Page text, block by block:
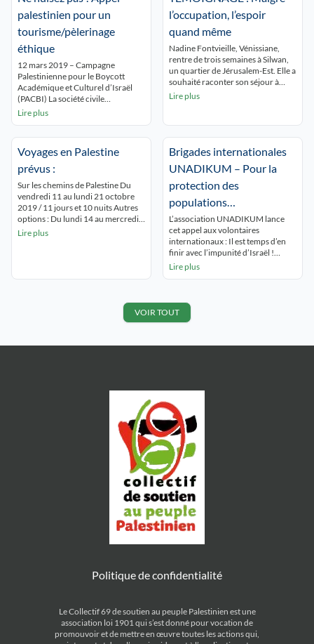
palestinien pour un
tourisme/pèlerinage
éthique
12 mars 2019 – Campagne
Palestinienne pour le Boycott
Académique et Culturel d’Israël
(PACBI) La société civile
palestinienne en appelle à tous les
nuisent pas à notre lutte pour nos
droits sous l’égide du droit
international, et […]
Lire plus
l’occupation, l’espoir
quand même
Nadine Fontvieille, Vénissiane,
rentre de trois semaines à Silwan,
un quartier de Jérusalem-Est. Elle a
souhaité raconter son séjour à
« Expressions ». Un témoignage
quartier de Jérusalem-Est, la partie
arabe de la ville, au pied de la
mosquée Al Aqsa. Plus de 55 000
habitants […]
Lire plus
Voyages en Palestine
prévus :
Sur les chemins de Palestine Du
vendredi 11 au lundi 21 octobre
2019 / 11 jours et 10 nuits Autres
options : Du lundi 14 au mercredi
23 octobre 2019 / 10 jours et 9
Lire plus
Brigades internationales
UNADIKUM – Pour la
protection des
populations
palestiniennes de GAZA
L’association UNADIKUM lance
cet appel aux volontaires
internationaux : Il est temps d’en
finir avec l’impunité d’Israël !
Venez à Gaza protéger les paysans
blessés parmi les paysans au travail
pour la seule saison agricole 2012-
Lire plus
VOIR TOUT
Politique de confidentialité
Le Collectif 69 de soutien au peuple Palestinien est une
association loi 1901 qui s’est donné pour vocation de
promouvoir et de mettre en œuvre toutes les actions qui,